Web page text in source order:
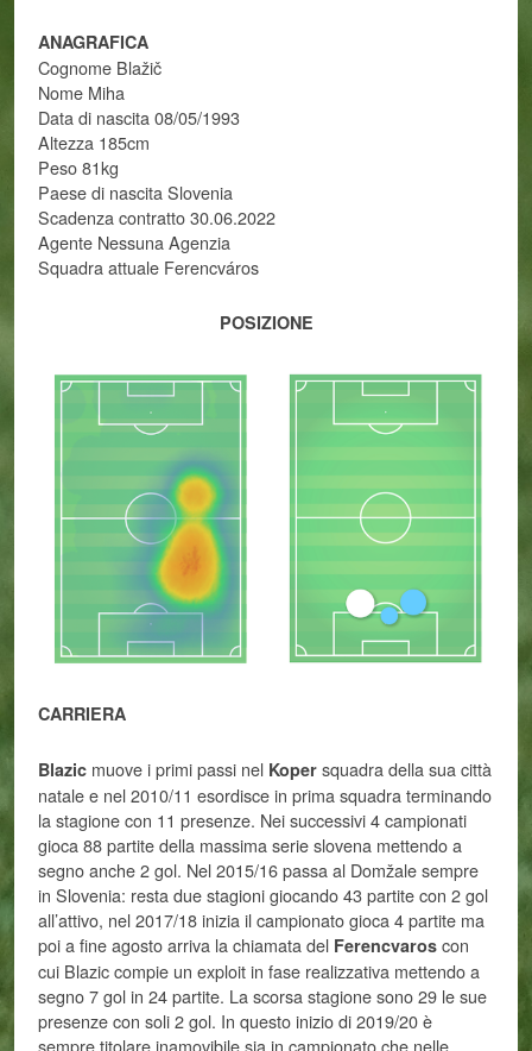
ANAGRAFICA
Cognome Blažič
Nome Miha
Data di nascita 08/05/1993
Altezza 185cm
Peso 81kg
Paese di nascita Slovenia
Scadenza contratto 30.06.2022
Agente Nessuna Agenzia
Squadra attuale Ferencváros
POSIZIONE
CARRIERA
Blazic muove i primi passi nel Koper squadra della sua città
natale e nel 2010/11 esordisce in prima squadra terminando
la stagione con 11 presenze. Nei successivi 4 campionati
gioca 88 partite della massima serie slovena mettendo a
segno anche 2 gol. Nel 2015/16 passa al Domžale sempre
in Slovenia: resta due stagioni giocando 43 partite con 2 gol
all’attivo, nel 2017/18 inizia il campionato gioca 4 partite ma
poi a fine agosto arriva la chiamata del Ferencvaros con
cui Blazic compie un exploit in fase realizzativa mettendo a
segno 7 gol in 24 partite. La scorsa stagione sono 29 le sue
presenze con soli 2 gol. In questo inizio di 2019/20 è